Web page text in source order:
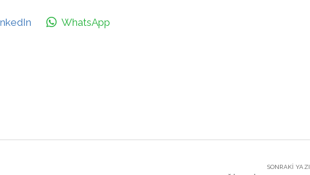
WhatsApp
SONRAKI YAZI